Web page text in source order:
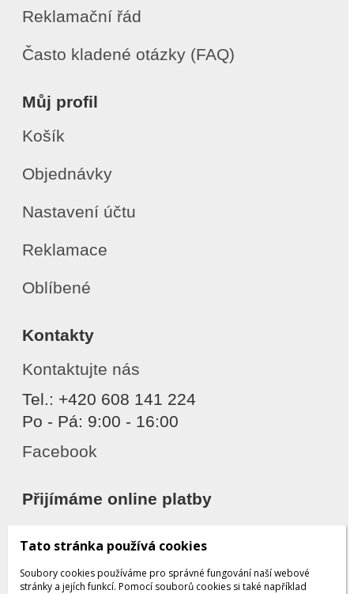
Reklamační řád
Často kladené otázky (FAQ)
Můj profil
Košík
Objednávky
Nastavení účtu
Reklamace
Oblíbené
Kontakty
Kontaktujte nás
Tel.: +420 608 141 224
Po - Pá: 9:00 - 16:00
Facebook
Přijímáme online platby
Tato stránka používá cookies
Soubory cookies používáme pro správné fungování naší webové
stránky a jejích funkcí. Pomocí souborů cookies si také například